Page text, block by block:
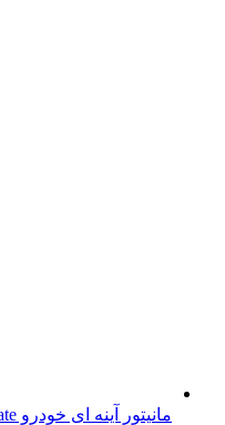
مانیتور آینه ای خودرو Steel Mate